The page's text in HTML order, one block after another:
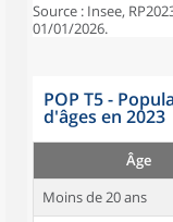
Source : Insee,
01/01/2026.
POP T5 -
d'âges en 2023
Âge
Moins de 20 ans